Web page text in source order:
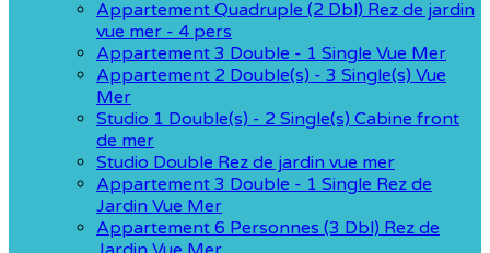
Appartement Quadruple (2 Dbl) Rez de jardin
vue mer - 4 pers
Appartement 3 Double - 1 Single Vue Mer
Appartement 2 Double(s) - 3 Single(s) Vue
Mer
Studio 1 Double(s) - 2 Single(s) Cabine front
de mer
Studio Double Rez de jardin vue mer
Appartement 3 Double - 1 Single Rez de
Jardin Vue Mer
Appartement 6 Personnes (3 Dbl) Rez de